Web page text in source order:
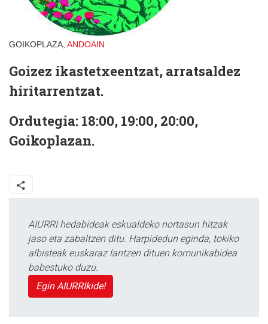
GOIKOPLAZA, ANDOAIN
Goizez ikastetxeentzat, arratsaldez
hiritarrentzat.
Ordutegia: 18:00, 19:00, 20:00,
Goikoplazan.
AIURRI hedabideak eskualdeko nortasun hitzak
jaso eta zabaltzen ditu. Harpidedun eginda, tokiko
albisteak euskaraz lantzen dituen komunikabidea
babestuko duzu.
Egin AIURRIkide!